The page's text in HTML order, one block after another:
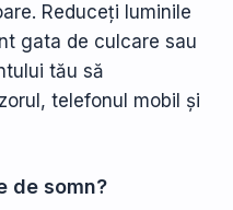
Reduceți luminile
gata de culcare sau
tău să
telefonul mobil și
de somn?